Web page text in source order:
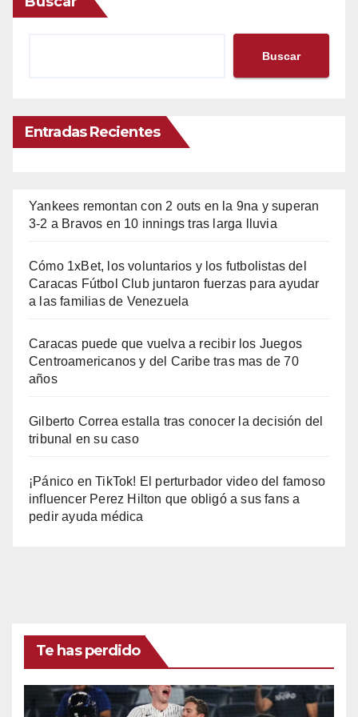
Buscar
Entradas Recientes
Yankees remontan con 2 outs en la 9na y superan
3-2 a Bravos en 10 innings tras larga lluvia
Cómo 1xBet, los voluntarios y los futbolistas del
Caracas Fútbol Club juntaron fuerzas para ayudar
a las familias de Venezuela
Caracas puede que vuelva a recibir los Juegos
Centroamericanos y del Caribe tras mas de 70
años
Gilberto Correa estalla tras conocer la decisión del
tribunal en su caso
¡Pánico en TikTok! El perturbador video del famoso
influencer Perez Hilton que obligó a sus fans a
pedir ayuda médica
Te has perdido